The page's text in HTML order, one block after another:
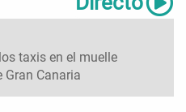
taxis en el muelle
Gran Canaria